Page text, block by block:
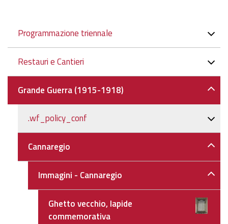
Navigazione
Programmazione triennale
Restauri e Cantieri
Grande Guerra (1915-1918)
.wf_policy_conf
Cannaregio
Immagini - Cannaregio
Ghetto vecchio, lapide
commemorativa